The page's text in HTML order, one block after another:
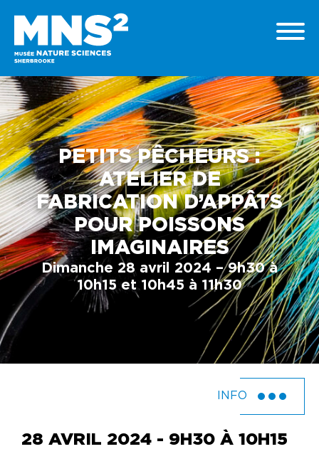
PETITS PÊCHEURS :
ATELIER DE
FABRICATION D’APPÂTS
POUR POISSONS
IMAGINAIRES
Dimanche 28 avril 2024 – 9h30 à
10h15 et 10h45 à 11h30
INFO
28 AVRIL 2024 - 9H30 À 10H15